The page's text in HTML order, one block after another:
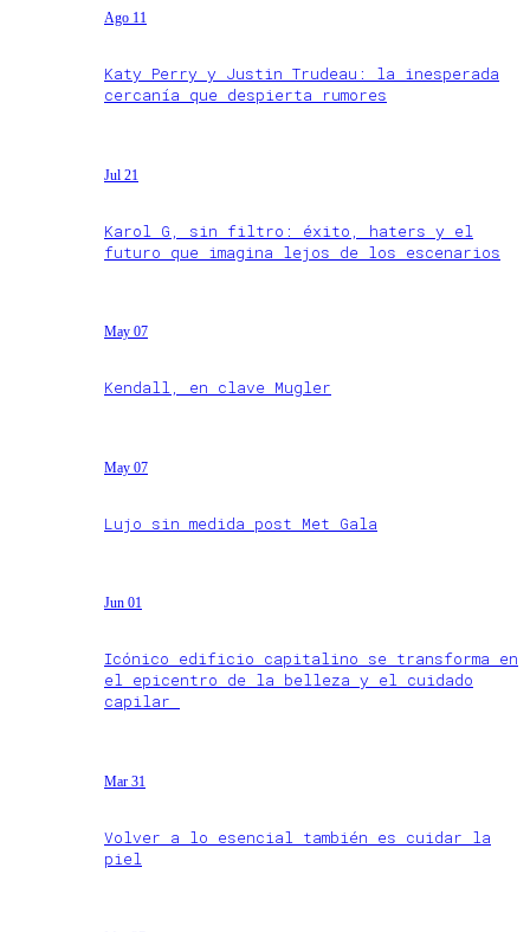
Ago 11
Katy Perry y Justin Trudeau: la inesperada
cercanía que despierta rumores
Jul 21
Karol G, sin filtro: éxito, haters y el
futuro que imagina lejos de los escenarios
May 07
Kendall, en clave Mugler
May 07
Lujo sin medida post Met Gala
Jun 01
Icónico edificio capitalino se transforma en
el epicentro de la belleza y el cuidado
capilar
Mar 31
Volver a lo esencial también es cuidar la
piel